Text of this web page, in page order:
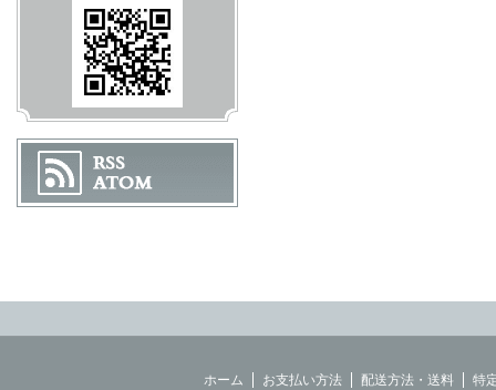
ホーム お支払い方法 配送方法・送料 特